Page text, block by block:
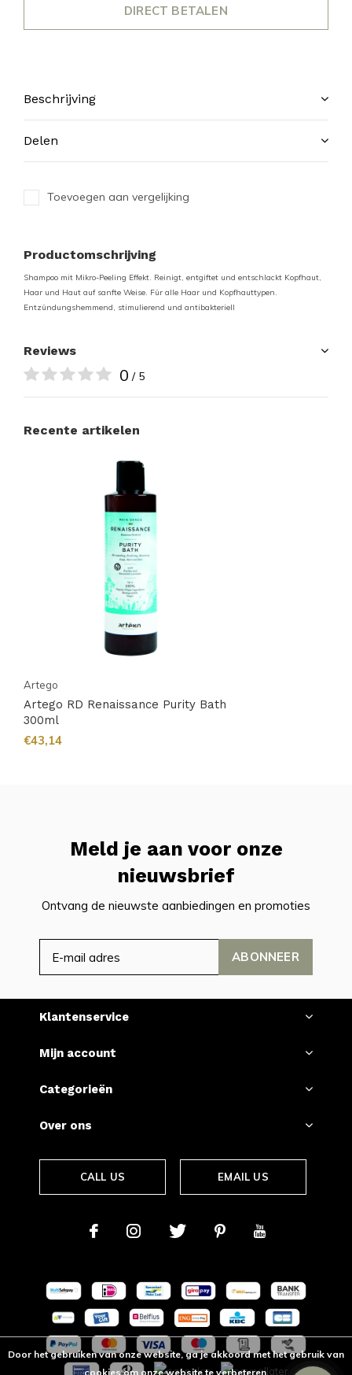
DIRECT BETALEN
Beschrijving
Delen
Toevoegen aan vergelijking
Productomschrijving
Shampoo mit Mikro-Peeling Effekt. Reinigt, entgiftet und entschlackt Kopfhaut,
Haar und Haut auf sanfte Weise. Für alle Haar und Kopfhauttypen.
Entzündungshemmend, stimulierend und antibakteriell
Reviews
0 / 5
Recente artikelen
Artego
Artego RD Renaissance Purity Bath
300ml
€43,14
Meld je aan voor onze
nieuwsbrief
Ontvang de nieuwste aanbiedingen en promoties
ABONNEER
Klantenservice
Mijn account
Categorieën
Over ons
CALL US EMAIL US
Door het gebruiken van onze website, ga je akkoord met het gebruik van
cookies om onze website te verbeteren.